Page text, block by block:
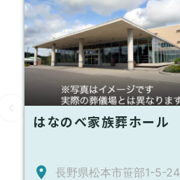
はなのべ家族葬ホール
長野県松本市笹部1-5-24